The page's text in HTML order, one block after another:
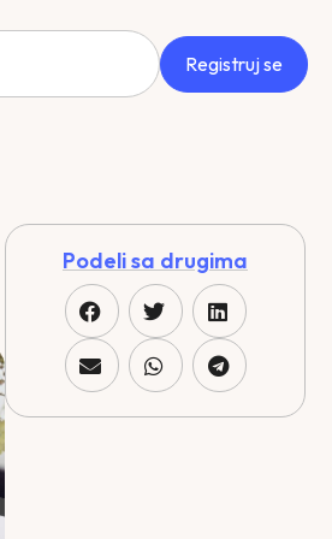
Registruj se
Podeli sa drugima